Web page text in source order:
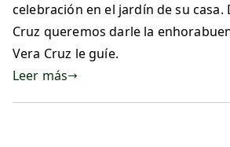
celebración en el jardín de su casa.
Cruz queremos darle la
Vera Cruz le guíe.
Leer más